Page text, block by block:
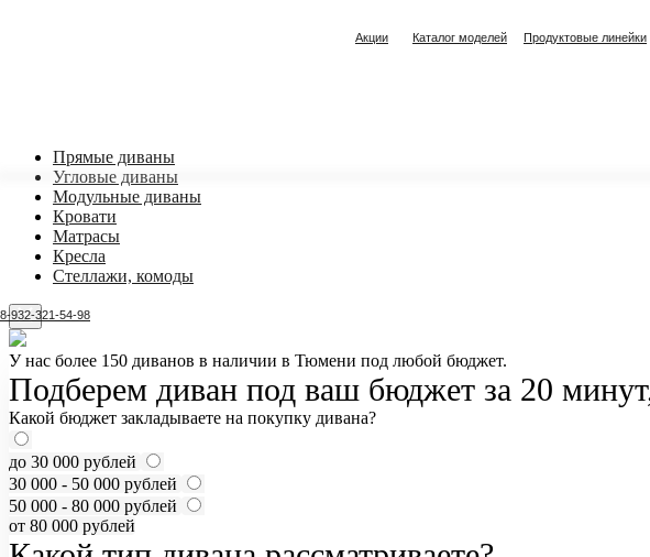
8-932-321-54-98
Акции Каталог моделей Продуктовые линейки
Прямые диваны
Угловые диваны
Модульные диваны
Кровати
Матрасы
Кресла
Стеллажи, комоды
У нас более 150 диванов в наличии в Тюмени под любой бюджет.
Подберем диван под ваш бюджет за 20
Какой бюджет закладываете на покупку дивана?
до 30 000 рублей
30 000 - 50 000 рублей
50 000 - 80 000 рублей
от 80 000 рублей